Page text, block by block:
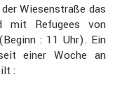
Wiesen­straße das
mit Refugees von
: 11 Uhr). Ein
einer Woche an
: